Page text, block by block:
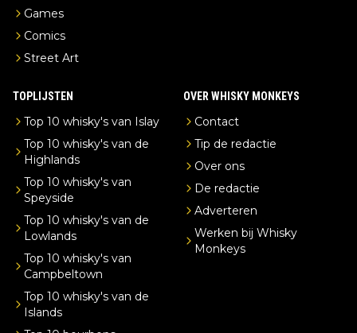
Games
Comics
Street Art
TOPLIJSTEN
Top 10 whisky's van Islay
Top 10 whisky's van de
Highlands
Top 10 whisky's van
Speyside
Top 10 whisky's van de
Lowlands
Top 10 whisky's van
Campbeltown
Top 10 whisky's van de
Islands
OVER WHISKY MONKEYS
Contact
Tip de redactie
Over ons
De redactie
Adverteren
Werken bij Whisky
Monkeys